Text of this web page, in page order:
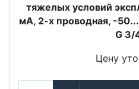
тяжелых условий
мА, 2-х проводная, -
G 3/
Цену